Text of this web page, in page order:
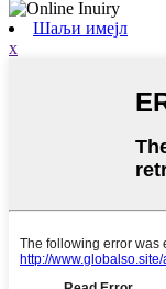
Шаљи имејл
x